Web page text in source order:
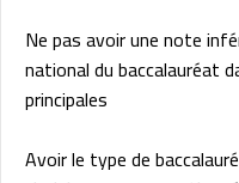
Ne pas avoir une note
national du baccalauréat
principales
Avoir le type de